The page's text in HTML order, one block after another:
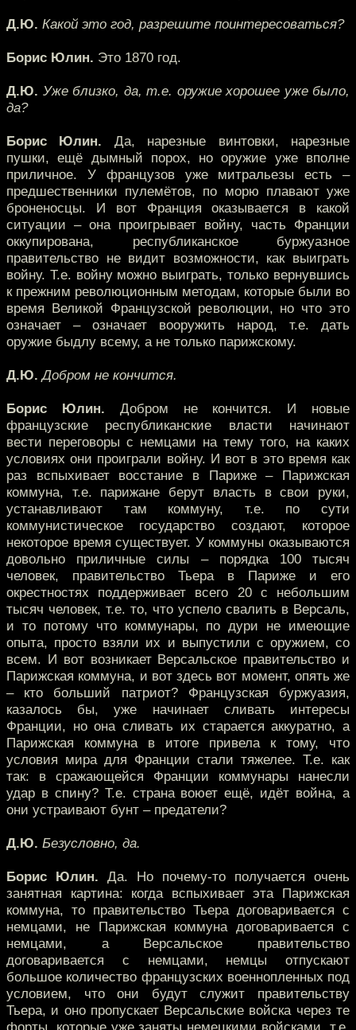
Д.Ю. Какой это год, разрешите поинтересоваться?
Борис Юлин. Это 1870 год.
Д.Ю. Уже близко, да, т.е. оружие хорошее уже было,
да?
Борис Юлин. Да, нарезные винтовки, нарезные
пушки, ещё дымный порох, но оружие уже вполне
приличное. У французов уже митральезы есть –
предшественники пулемётов, по морю плавают уже
броненосцы. И вот Франция оказывается в какой
ситуации – она проигрывает войну, часть Франции
оккупирована, республиканское буржуазное
правительство не видит возможности, как выиграть
войну. Т.е. войну можно выиграть, только вернувшись
к прежним революционным методам, которые были во
время Великой Французской революции, но что это
означает – означает вооружить народ, т.е. дать
оружие быдлу всему, а не только парижскому.
Д.Ю. Добром не кончится.
Борис Юлин. Добром не кончится. И новые
французские республиканские власти начинают
вести переговоры с немцами на тему того, на каких
условиях они проиграли войну. И вот в это время как
раз вспыхивает восстание в Париже – Парижская
коммуна, т.е. парижане берут власть в свои руки,
устанавливают там коммуну, т.е. по сути
коммунистическое государство создают, которое
некоторое время существует. У коммуны оказываются
довольно приличные силы – порядка 100 тысяч
человек, правительство Тьера в Париже и его
окрестностях поддерживает всего 20 с небольшим
тысяч человек, т.е. то, что успело свалить в Версаль,
и то потому что коммунары, по дури не имеющие
опыта, просто взяли их и выпустили с оружием, со
всем. И вот возникает Версальское правительство и
Парижская коммуна, и вот здесь вот момент, опять же
– кто больший патриот? Французская буржуазия,
казалось бы, уже начинает сливать интересы
Франции, но она сливать их старается аккуратно, а
Парижская коммуна в итоге привела к тому, что
условия мира для Франции стали тяжелее. Т.е. как
так: в сражающейся Франции коммунары нанесли
удар в спину? Т.е. страна воюет ещё, идёт война, а
они устраивают бунт – предатели?
Д.Ю. Безусловно, да.
Борис Юлин. Да. Но почему-то получается очень
занятная картина: когда вспыхивает эта Парижская
коммуна, то правительство Тьера договаривается с
немцами, не Парижская коммуна договаривается с
немцами, а Версальское правительство
договаривается с немцами, немцы отпускают
большое количество французских военнопленных под
условием, что они будут служит правительству
Тьера, и оно пропускает Версальские войска через те